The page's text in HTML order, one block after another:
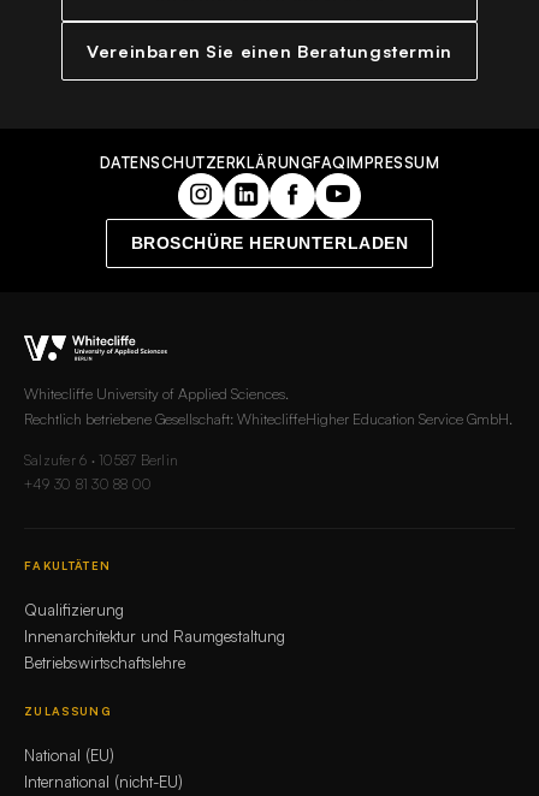
Vereinbaren Sie einen Beratungstermin
DATENSCHUTZERKLÄRUNGFAQIMPRESSUM
BROSCHÜRE HERUNTERLADEN
Whitecliffe University of Applied Sciences.
Rechtlich betriebene Gesellschaft: WhitecliffeHigher Education Service GmbH.
Salzufer 6 · 10587 Berlin
+49 30 81 30 88 00
FAKULTÄTEN
Qualifizierung
Innenarchitektur und Raumgestaltung
Betriebswirtschaftslehre
ZULASSUNG
National (EU)
International (nicht-EU)